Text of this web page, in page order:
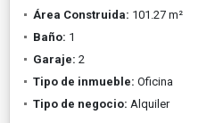
Área Construida: 101.27 m²
Baño: 1
Garaje: 2
Tipo de inmueble: Oficina
Tipo de negocio: Alquiler